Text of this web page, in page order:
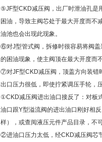
⑤JF型CKD减压阀，出厂时泄油孔是
困油，导致主阀芯处于最大开度而不
油池也会出现此现象。
⑥对J型管式阀，拆修时很容易将阀盖
的困油现象，使主阀顶在最大开度而
⑦对JF型CKD减压阀，顶盖方向装错
出口压力很低，即使拧紧调压手轮，
①CKD减压阀进出油口接反了：对板
油口跟Y型溢流阀的进出油口刚好相
样），或查阅液压元件产品目录，不
②进油口压力太低，经CKD减压阀芯